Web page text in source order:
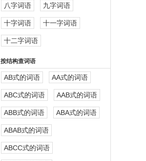
八字词语 九字词语
十字词语 十一字词语
十二字词语
按结构查词语
AB式的词语 AA式的词语
ABC式的词语 AAB式的词语
ABB式的词语 ABA式的词语
ABAB式的词语
ABCC式的词语